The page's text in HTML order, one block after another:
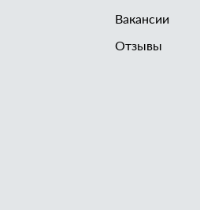
Вакансии
Отзывы